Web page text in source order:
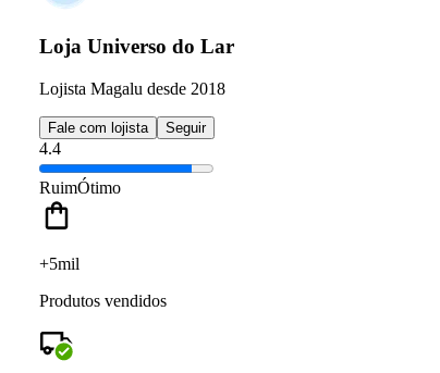
Loja Universo do Lar
Lojista Magalu desde 2018
Fale com lojista Seguir
4.4
RuimÓtimo
+5mil
Produtos vendidos